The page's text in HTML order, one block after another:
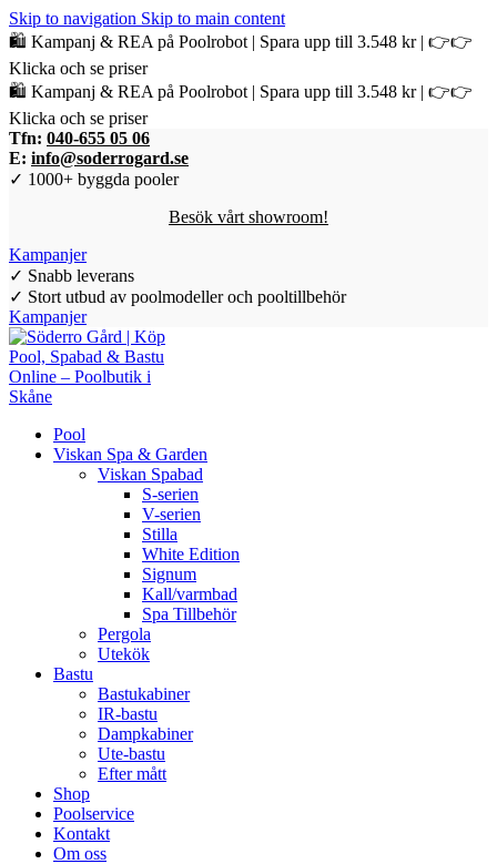
Skip to navigation Skip to main content
🛍️ Kampanj & REA på Poolrobot | Spara upp till 3.548 kr | 👉👉
Klicka och se priser
🛍️ Kampanj & REA på Poolrobot | Spara upp till 3.548 kr | 👉👉
Klicka och se priser
Tfn: 040-655 05 06
E: info@soderrogard.se
✓ 1000+ byggda pooler
Besök vårt showroom!
Kampanjer
✓ Snabb leverans
✓ Stort utbud av poolmodeller och pooltillbehör
Kampanjer
Pool
Viskan Spa & Garden
Viskan Spabad
S-serien
V-serien
Stilla
White Edition
Signum
Kall/varmbad
Spa Tillbehör
Pergola
Utekök
Bastu
Bastukabiner
IR-bastu
Dampkabiner
Ute-bastu
Efter mått
Shop
Poolservice
Kontakt
Om oss